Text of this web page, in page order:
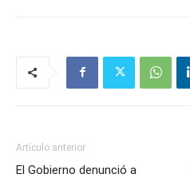
Artículo anterior
El Gobierno denunció a